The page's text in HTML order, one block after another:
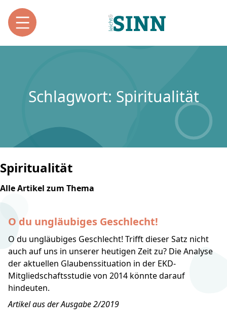
Schlagwort: Spiritualität
Spiritualität
Alle Artikel zum Thema
O du ungläubiges Geschlecht!
O du ungläubiges Geschlecht! Trifft dieser Satz nicht
auch auf uns in unserer heutigen Zeit zu? Die Analyse
der aktuellen Glaubenssituation in der EKD-
Mitgliedschaftsstudie von 2014 könnte darauf
hindeuten.
Artikel aus der Ausgabe 2/2019